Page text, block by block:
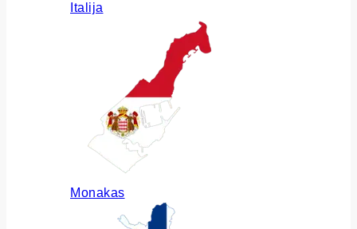
Italija
Monakas